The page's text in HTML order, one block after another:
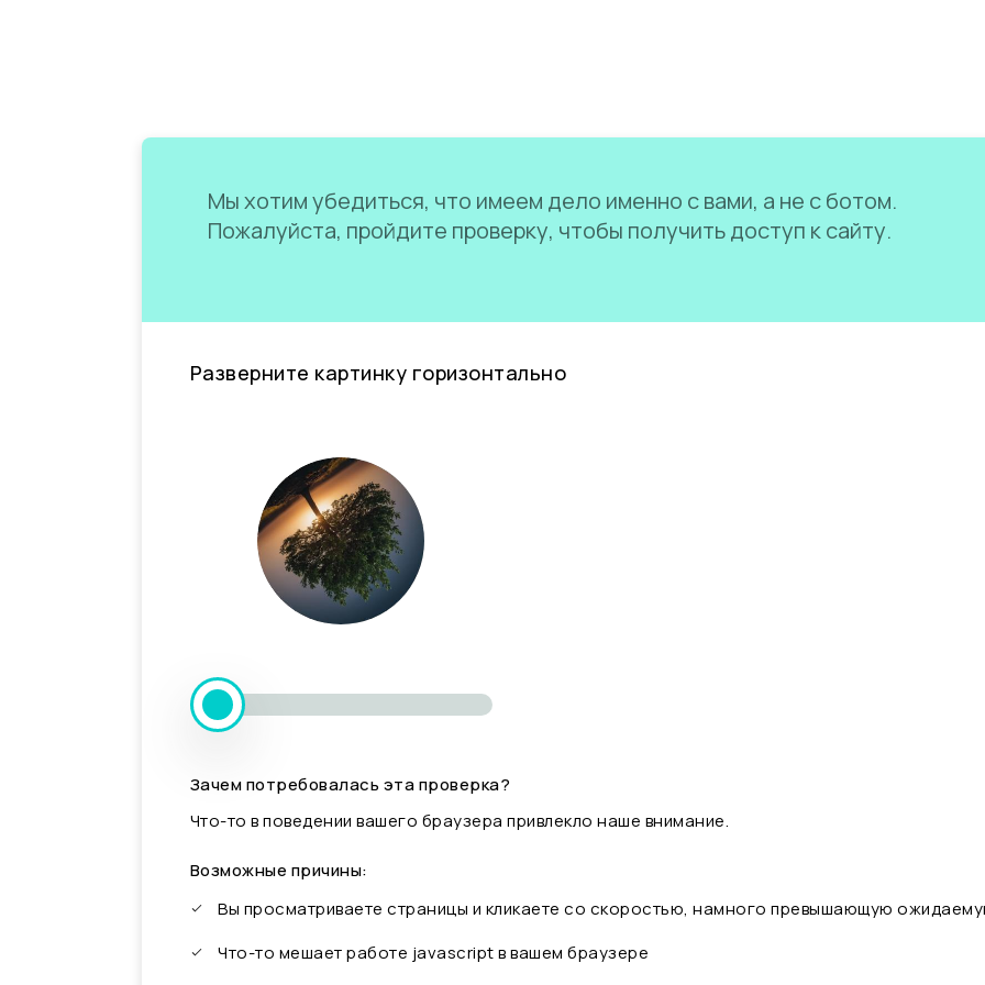
Мы хотим убедиться, что имеем дело именно с вами, а не с ботом.
Пожалуйста, пройдите проверку, чтобы получить доступ к сайту.
Разверните картинку горизонтально
Зачем потребовалась эта проверка?
Что-то в поведении вашего браузера привлекло наше внимание.
Возможные причины:
Вы просматриваете страницы и кликаете со скоростью, намного превышающую
Что-то мешает работе javascript в вашем браузере